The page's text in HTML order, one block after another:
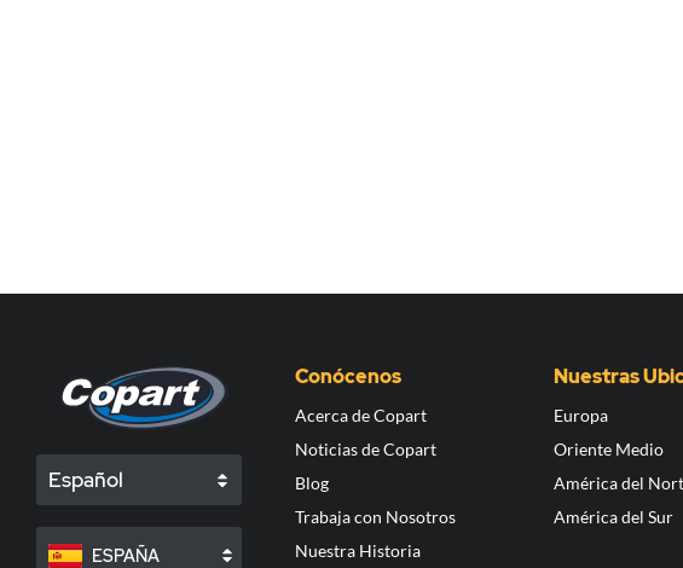
Español
ESPAÑA
Conócenos
Acerca de Copart
Noticias de Copart
Blog
Trabaja con Nosotros
Nuestra Historia
Nuestras
Europa
Oriente Medio
América del
América del Sur